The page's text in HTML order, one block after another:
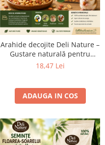
Arahide decojite Deli Nature –
Gustare naturală pentru
păsări și rozătoare
18,47 Lei
ADAUGA IN COS